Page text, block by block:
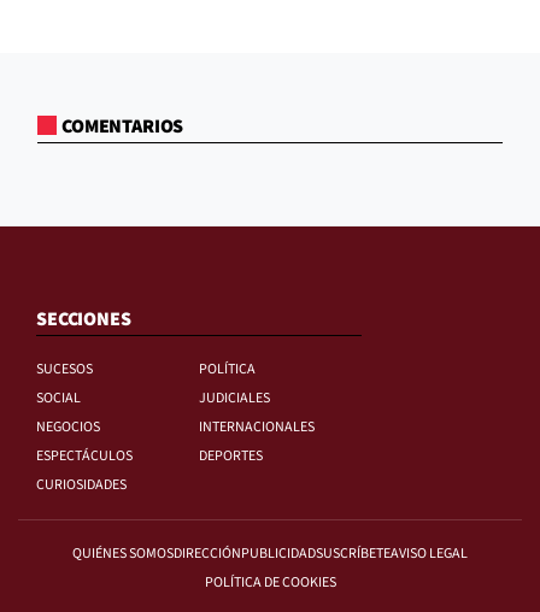
COMENTARIOS
SECCIONES
SUCESOS
POLÍTICA
SOCIAL
JUDICIALES
NEGOCIOS
INTERNACIONALES
ESPECTÁCULOS
DEPORTES
CURIOSIDADES
QUIÉNES SOMOSDIRECCIÓNPUBLICIDADSUSCRÍBETEAVISO LEGAL
POLÍTICA DE COOKIES